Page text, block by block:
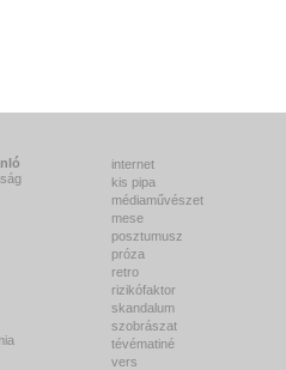
internet
kis pipa
médiaművészet
mese
posztumusz
próza
retro
rizikófaktor
skandalum
szobrászat
tévématiné
vers